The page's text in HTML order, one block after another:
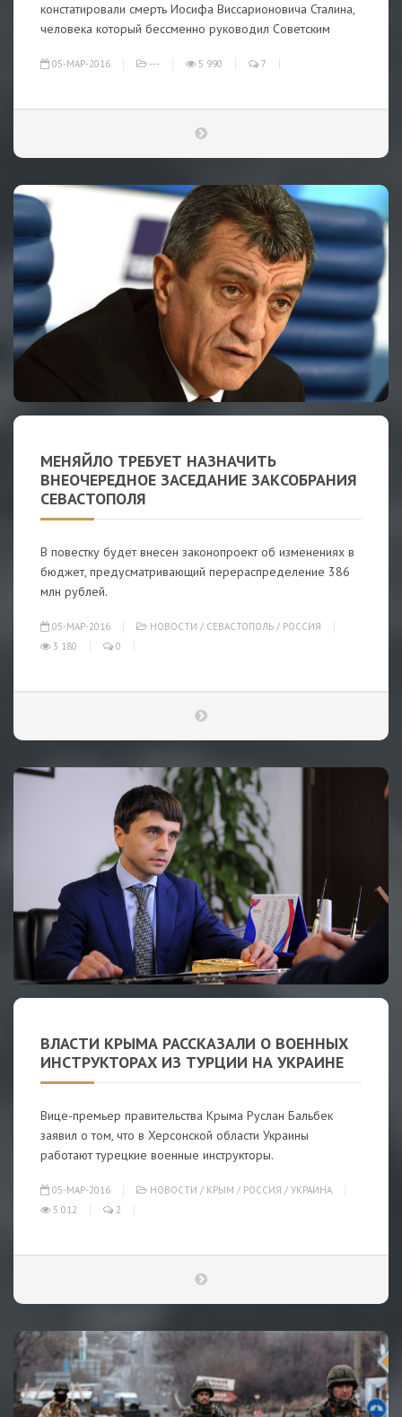
констатировали смерть Иосифа Виссарионовича Сталина,
человека который бессменно руководил Советским
05-МАР-2016 --- 5 990 7
МЕНЯЙЛО ТРЕБУЕТ НАЗНАЧИТЬ
ВНЕОЧЕРЕДНОЕ ЗАСЕДАНИЕ ЗАКСОБРАНИЯ
СЕВАСТОПОЛЯ
В повестку будет внесен законопроект об изменениях в
бюджет, предусматривающий перераспределение 386
млн рублей.
05-МАР-2016 НОВОСТИ / СЕВАСТОПОЛЬ / РОССИЯ
3 180
0
ВЛАСТИ КРЫМА РАССКАЗАЛИ О ВОЕННЫХ
ИНСТРУКТОРАХ ИЗ ТУРЦИИ НА УКРАИНЕ
Вице-премьер правительства Крыма Руслан Бальбек
заявил о том, что в Херсонской области Украины
работают турецкие военные инструкторы.
05-МАР-2016 НОВОСТИ / КРЫМ / РОССИЯ / УКРАИНА
5 012
2